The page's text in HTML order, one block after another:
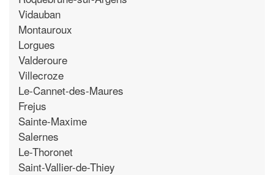
Vidauban
Montauroux
Lorgues
Valderoure
Villecroze
Le-Cannet-des-Maures
Frejus
Sainte-Maxime
Salernes
Le-Thoronet
Saint-Vallier-de-Thiey